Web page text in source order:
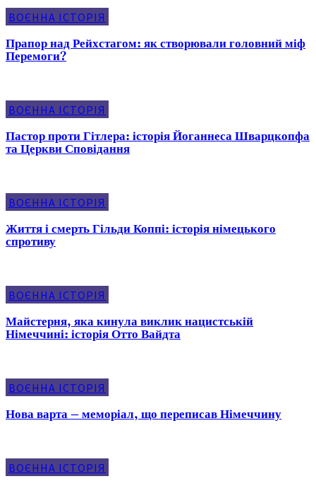
ВОЄННА ІСТОРІЯ
Прапор над Рейхстагом: як створювали головний міф
Перемоги?
ВОЄННА ІСТОРІЯ
Пастор проти Гітлера: історія Йоганнеса Шварцкопфа
та Церкви Сповідання
ВОЄННА ІСТОРІЯ
Життя і смерть Гільди Коппі: історія німецького
спротиву
ВОЄННА ІСТОРІЯ
Майстерня, яка кинула виклик нацистській
Німеччині: історія Отто Вайдта
ВОЄННА ІСТОРІЯ
Нова варта – меморіал, що переписав Німеччину
ВОЄННА ІСТОРІЯ